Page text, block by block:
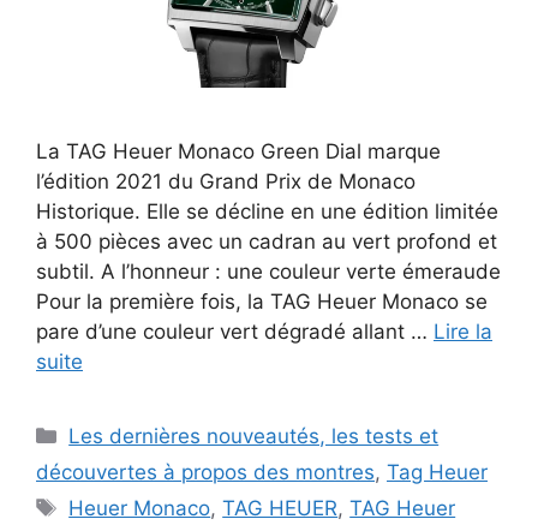
La TAG Heuer Monaco Green Dial marque
l’édition 2021 du Grand Prix de Monaco
Historique. Elle se décline en une édition limitée
à 500 pièces avec un cadran au vert profond et
subtil. A l’honneur : une couleur verte émeraude
Pour la première fois, la TAG Heuer Monaco se
pare d’une couleur vert dégradé allant … Lire la
suite
Catégories
Les dernières nouveautés, les tests et
découvertes à propos des montres, Tag Heuer
Étiquettes
Heuer Monaco,TAG HEUER,TAG Heuer